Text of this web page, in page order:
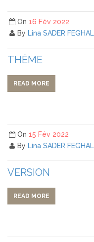
On 16 Fév 2022
By Lina SADER FEGHALI
THÈME
READ MORE
On 15 Fév 2022
By Lina SADER FEGHALI
VERSION
READ MORE